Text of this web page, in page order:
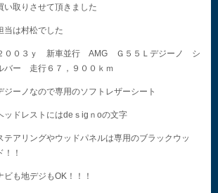
い取りさせて頂きました
当は村松でした
００３ｙ 新車並行 AMG Ｇ５５Ｌデジーノ シ
バー 走行６７，９００ｋｍ
ジーノなので専用のソフトレザーシート
ッドレストにはdeｓigｎoの文字
テアリングやウッドパネルは専用のブラックウッ
！！
ビも地デジもOK！！！